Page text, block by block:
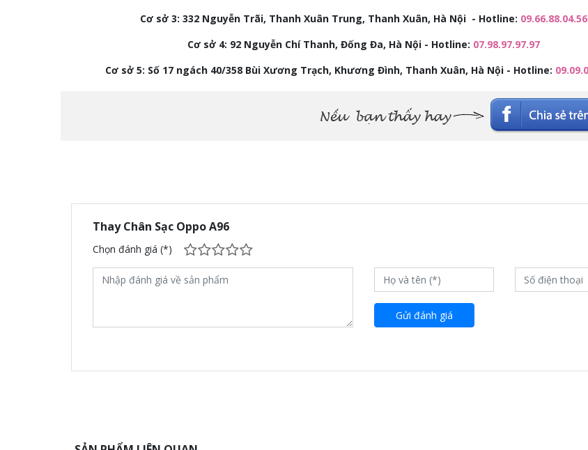
Cơ sở 3: 332 Nguyễn Trãi, Thanh Xuân Trung, Thanh Xuân, Hà Nội - Hotline: 09.66.88.04.56
Cơ sở 4: 92 Nguyễn Chí Thanh, Đống Đa, Hà Nội - Hotline: 07.98.97.97.97
Cơ sở 5: Số 17 ngách 40/358 Bùi Xương Trạch, Khương Đình, Thanh Xuân, Hà Nội - Hotline:
Thay Chân Sạc Oppo A96
Chọn đánh giá (*)
Gửi đánh giá